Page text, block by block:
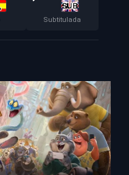
Subtitulada